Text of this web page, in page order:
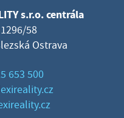
s.r.o. centrála
58
Ostrava
653 500